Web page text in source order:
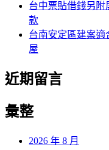
台中票貼借錢另
款
台南安定區建案適
屋
近期留言
彙整
2026 年 8 月